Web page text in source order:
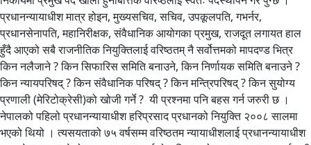
प्रधानन्यायाधीश मात्र होइन, मुख्यसचिव, सचिव, उपकूलपति, गभर्नर,
प्रधानसेनापति, महानिरीक्षक, संवैधानिक आयोगका प्रमुख, राजदूत लगायत हाल
हुँदै आएको सबै राजनीतिक नियुक्तिलाई वरिष्ठतम् नै सर्वोत्तमको मापदण्ड भित्र
किन नलैजाने ? किन सिफारिस समिति बनाउने, किन निर्णायक समिति बनाउने ?
किन न्यायपरिषद् ? किन संवैधानिक परिषद् ? किन मन्त्रिपरिषद् ? किन सुयोग्य
प्रणाली (मेरिटोक्रेसी)को खोजी गर्ने ? यी प्रश्नमा पनि बहस गर्न जरुरी छ ।
नेपालको पहिलो प्रधानन्यायाधीश हरिप्रसाद प्रधानको नियुक्ति २००८ सालमा
भएको थियो । त्यसयताको ७५ वर्षसम्म वरिष्ठतम न्यायाधीशलाई प्रधानन्यायाधीश